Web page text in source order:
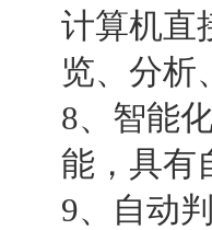
计算机直
览、分析
8、智能
能，具有
9、自动